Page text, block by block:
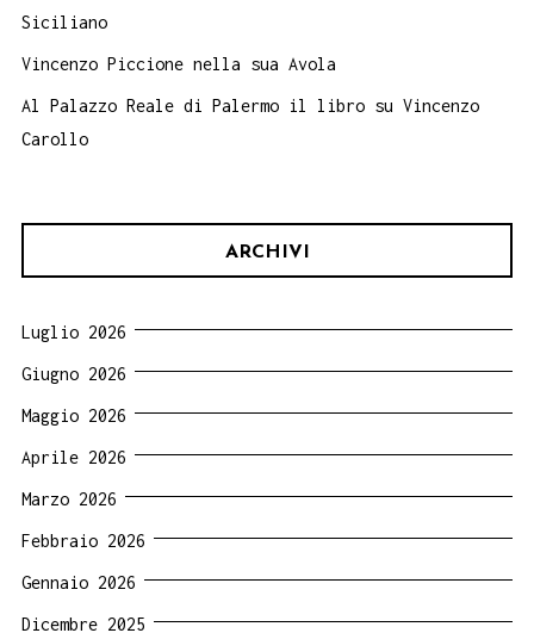
Siciliano
Vincenzo Piccione nella sua Avola
Al Palazzo Reale di Palermo il libro su Vincenzo
Carollo
ARCHIVI
Luglio 2026
Giugno 2026
Maggio 2026
Aprile 2026
Marzo 2026
Febbraio 2026
Gennaio 2026
Dicembre 2025